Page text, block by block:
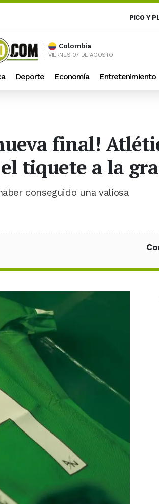
PICO Y
Colombia
VIERNES 07 DE AGOSTO
Deporte Economía Entretenimiento
final!
tiquete a la
conseguido una valiosa